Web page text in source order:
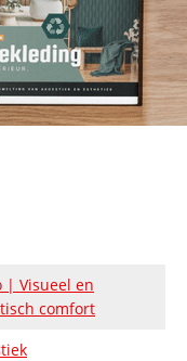
| Visueel en
comfort